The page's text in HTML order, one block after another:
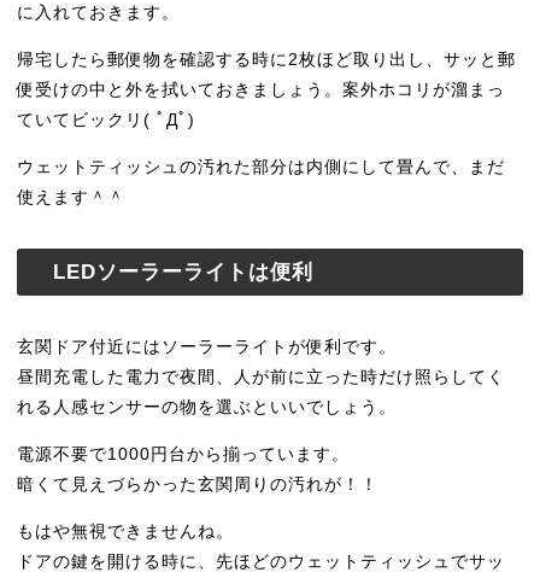
に入れておきます。
帰宅したら郵便物を確認する時に2枚ほど取り出し、サッと郵
便受けの中と外を拭いておきましょう。案外ホコリが溜まっ
ていてビックリ( ﾟДﾟ)
ウェットティッシュの汚れた部分は内側にして畳んで、まだ
使えます＾＾
LEDソーラーライトは便利
玄関ドア付近にはソーラーライトが便利です。
昼間充電した電力で夜間、人が前に立った時だけ照らしてく
れる人感センサーの物を選ぶといいでしょう。
電源不要で1000円台から揃っています。
暗くて見えづらかった玄関周りの汚れが！！
もはや無視できませんね。
ドアの鍵を開ける時に、先ほどのウェットティッシュでサッ